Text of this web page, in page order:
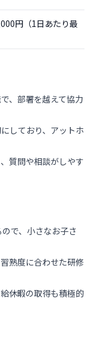
円（1日あたり最
、部署を越えて協力
しており、アットホ
質問や相談がしやす
で、小さなお子さ
熟度に合わせた研修
休暇の取得も積極的